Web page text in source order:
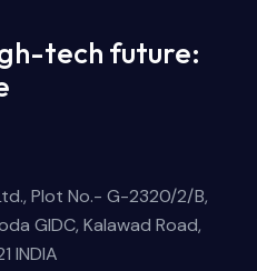
tech future:
Plot No.- G-2320/2/B,
GIDC, Kalawad Road,
INDIA